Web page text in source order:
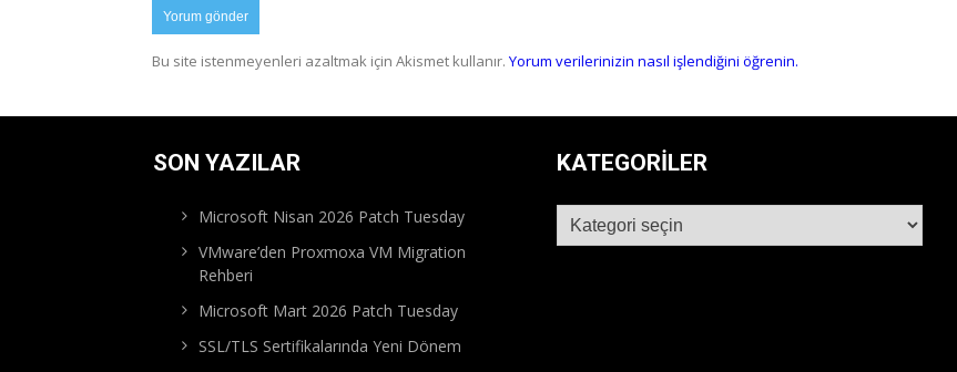
Bu site istenmeyenleri azaltmak için Akismet kullanır. Yorum verilerinizin nasıl işlendiğini öğrenin.
SON YAZILAR
Microsoft Nisan 2026 Patch Tuesday
VMware’den Proxmoxa VM Migration
Rehberi
Microsoft Mart 2026 Patch Tuesday
SSL/TLS Sertifikalarında Yeni Dönem
KATEGORILER